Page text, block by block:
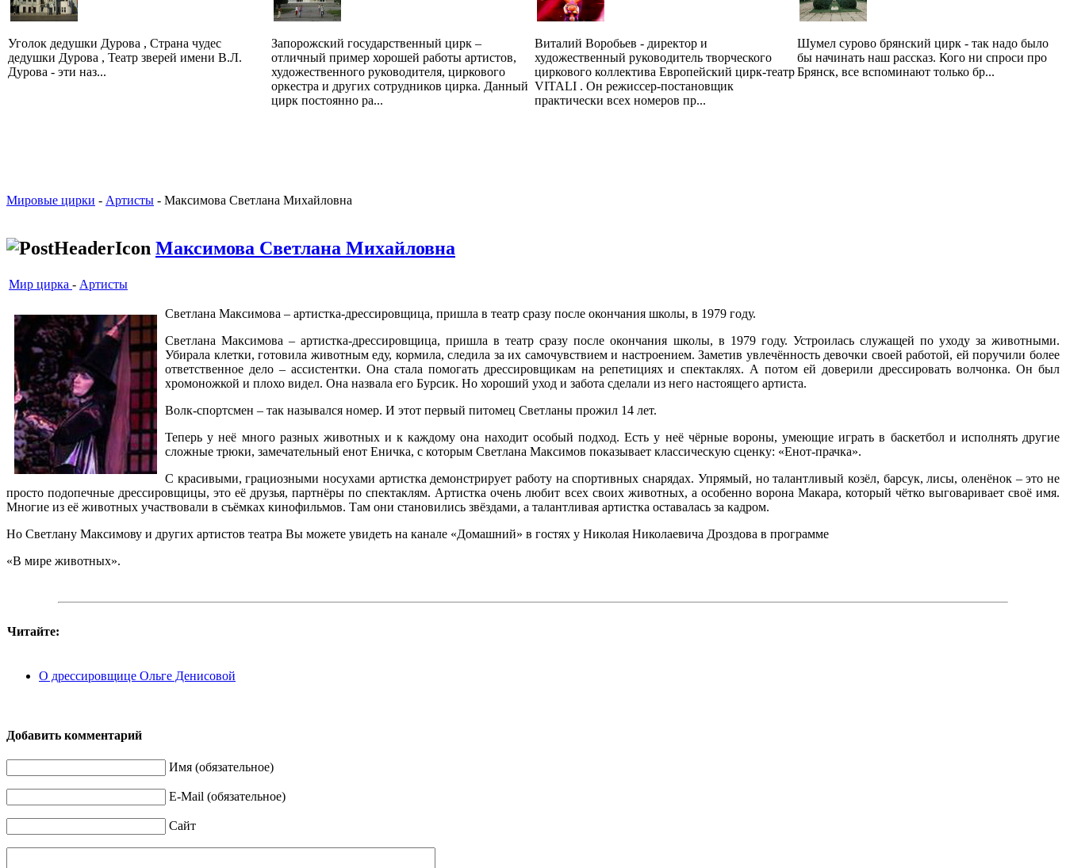
Уголок дедушки Дурова , Страна чудес
дедушки Дурова , Театр зверей имени В.Л.
Дурова - эти наз...
Запорожский государственный цирк –
отличный пример хорошей работы артистов,
художественного руководителя, циркового
оркестра и других сотрудников цирка. Данный
цирк постоянно ра...
Виталий Воробьев - директор и
художественный руководитель творческого
циркового коллектива Европейский цирк-театр
VITALI . Он режиссер-постановщик
практически всех номеров пр...
Шумел сурово брянский цирк - так надо было
бы начинать наш рассказ. Кого ни спроси про
Брянск, все вспоминают только бр...
Мировые цирки - Артисты - Максимова Светлана Михайловна
Максимова Светлана Михайловна
Мир цирка - Артисты
Светлана Максимова – артистка-дрессировщица, пришла в театр сразу после окончания школы, в 1979 году.
Светлана Максимова – артистка-дрессировщица, пришла в театр сразу после окончания школы, в 1979 году. Устроилась служащей по уходу за животными.
Убирала клетки, готовила животным еду, кормила, следила за их самочувствием и настроением. Заметив увлечённость девочки своей работой, ей поручили более
ответственное дело – ассистентки. Она стала помогать дрессировщикам на репетициях и спектаклях. А потом ей доверили дрессировать волчонка. Он был
хромоножкой и плохо видел. Она назвала его Бурсик. Но хороший уход и забота сделали из него настоящего артиста.
Волк-спортсмен – так назывался номер. И этот первый питомец Светланы прожил 14 лет.
Теперь у неё много разных животных и к каждому она находит особый подход. Есть у неё чёрные вороны, умеющие играть в баскетбол и исполнять другие
сложные трюки, замечательный енот Еничка, с которым Светлана Максимов показывает классическую сценку: «Енот-прачка».
С красивыми, грациозными носухами артистка демонстрирует работу на спортивных снарядах. Упрямый, но талантливый козёл, барсук, лисы, оленёнок – это не
просто подопечные дрессировщицы, это её друзья, партнёры по спектаклям. Артистка очень любит всех своих животных, а особенно ворона Макара, который чётко выговаривает своё имя.
Многие из её животных участвовали в съёмках кинофильмов. Там они становились звёздами, а талантливая артистка оставалась за кадром.
Но Светлану Максимову и других артистов театра Вы можете увидеть на канале «Домашний» в гостях у Николая Николаевича Дроздова в программе
«В мире животных».
Читайте:
О дрессировщице Ольге Денисовой
Добавить комментарий
Имя (обязательное)
E-Mail (обязательное)
Сайт